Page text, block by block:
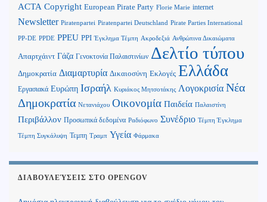
ACTA Copyright European Pirate Party Florie Marie internet
Newsletter Piratenpartei Piratenpartei Deutschland Pirate Parties International
PP-DE PPDE PPEU PPI Έγκλημα Τέμπη Ακροδεξιά Ανθρώπινα Δικαιώματα
Απαρτχάιντ Γάζα Γενοκτονία Παλαιστινίων Δελτίο τύπου
Δημοκρατία Διαμαρτυρία Δικαιοσύνη Εκλογές Ελλάδα
Εργασιακά Ευρώπη Ισραήλ Κυριάκος Μητσοτάκης Λογοκρισία Νέα
Δημοκρατία Νετανιάχου Οικονομία Παιδεία Παλαιστίνη
Περιβάλλον Προσωπικά δεδομένα Ραδιόφωνο Συνέδριο Τέμπη Έγκλημα
Τέμπη Συγκάλυψη Τεμπη Τραμπ Υγεία Φάρμακα
ΔΙΑΒΟΥΛΕΎΣΕΙΣ ΣΤΟ OPENGOV